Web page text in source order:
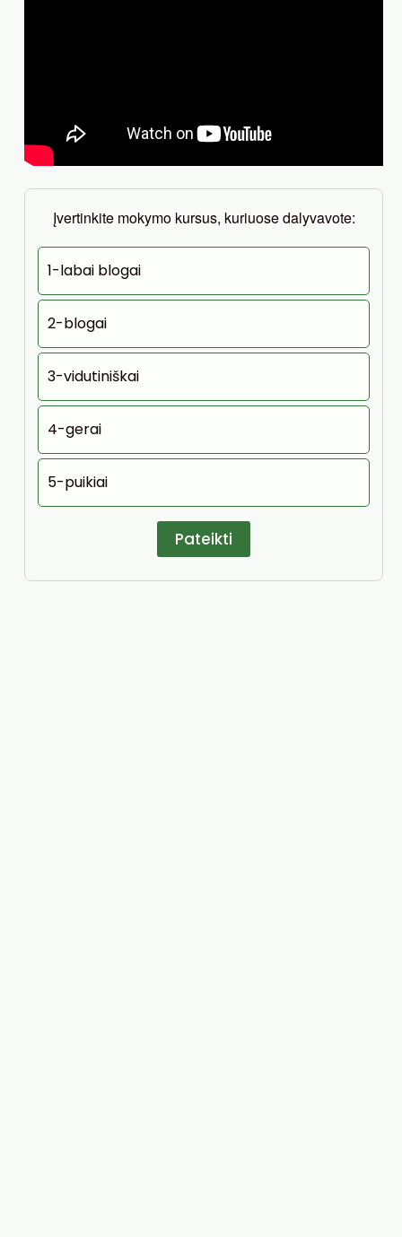
Įvertinkite mokymo kursus, kuriuose dalyvavote:
1-labai blogai
2-blogai
3-vidutiniškai
4-gerai
5-puikiai